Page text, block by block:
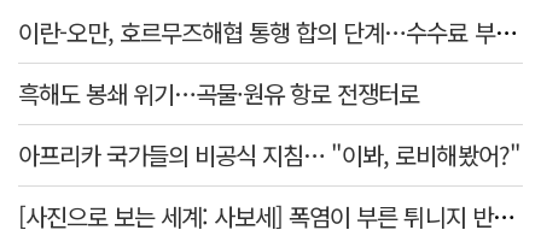
이란-오만, 호르무즈해협 통행 합의 단계…수수료 부과되나
흑해도 봉쇄 위기…곡물·원유 항로 전쟁터로
아프리카 국가들의 비공식 지침… "이봐, 로비해봤어?"
[사진으로 보는 세계: 사보세] 폭염이 부른 튀니지 반정부 시위